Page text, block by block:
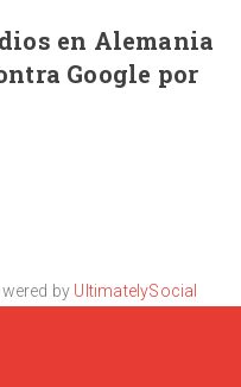
en Alemania
Google por
by UltimatelySocial